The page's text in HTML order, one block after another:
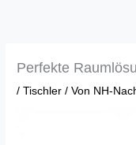
Perfekte
/Tischler / Von NH-